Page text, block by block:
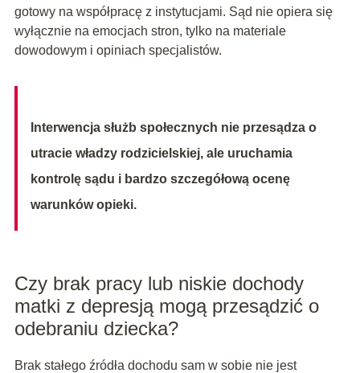
gotowy na współpracę z instytucjami. Sąd nie opiera się
wyłącznie na emocjach stron, tylko na materiale
dowodowym i opiniach specjalistów.
Interwencja służb społecznych nie przesądza o
utracie władzy rodzicielskiej, ale uruchamia
kontrolę sądu i bardzo szczegółową ocenę
warunków opieki.
Czy brak pracy lub niskie dochody
matki z depresją mogą przesądzić o
odebraniu dziecka?
Brak stałego źródła dochodu sam w sobie nie jest